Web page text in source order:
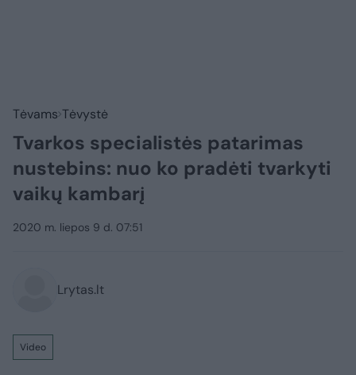
Tėvams Tėvystė
Tvarkos specialistės patarimas
nustebins: nuo ko pradėti tvarkyti
vaikų kambarį
2020 m. liepos 9 d. 07:51
Lrytas.lt
Video